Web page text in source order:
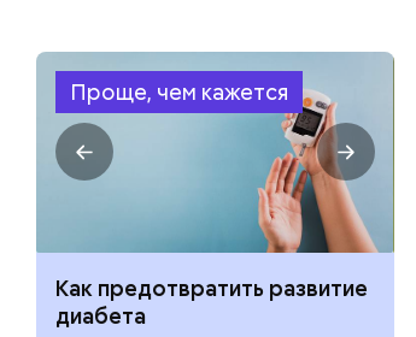
Проще, чем кажется
Как предотвратить развитие
диабета